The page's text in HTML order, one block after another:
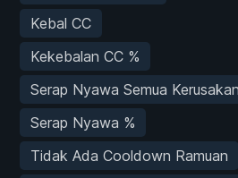
Kebal CC
Kekebalan CC %
Serap Nyawa Semua Kerusakan
Serap Nyawa %
Tidak Ada Cooldown Ramuan